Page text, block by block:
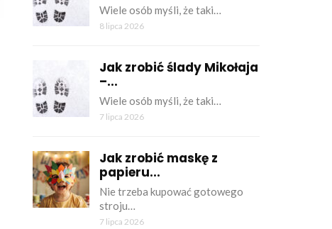
Wiele osób myśli, że taki…
8 lipca 2026
Jak zrobić ślady Mikołaja
–...
Wiele osób myśli, że taki…
7 lipca 2026
Jak zrobić maskę z
papieru...
Nie trzeba kupować gotowego
stroju…
7 lipca 2026